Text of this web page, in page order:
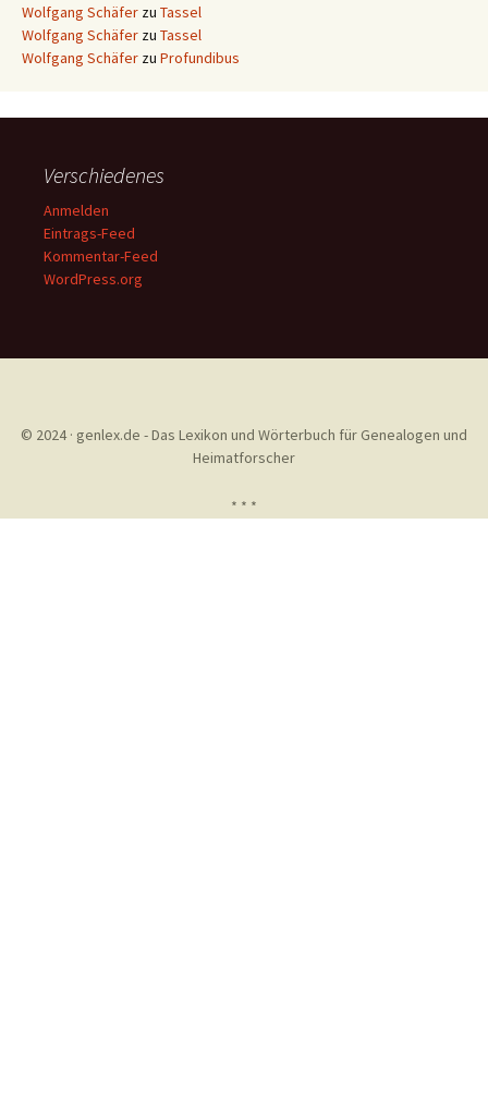
Wolfgang Schäfer zu Tassel
Wolfgang Schäfer zu Tassel
Wolfgang Schäfer zu Profundibus
Verschiedenes
Anmelden
Eintrags-Feed
Kommentar-Feed
WordPress.org
© 2024 · genlex.de - Das Lexikon und Wörterbuch für Genealogen und
Heimatforscher
* * *